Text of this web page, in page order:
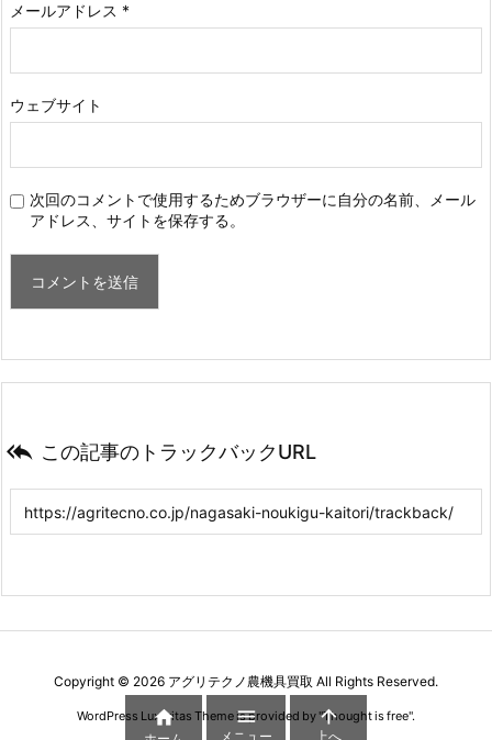
メールアドレス *
ウェブサイト
次回のコメントで使用するためブラウザーに自分の名前、メール
アドレス、サイトを保存する。
 この記事のトラックバックURL
Copyright © 2026 アグリテクノ農機具買取 All Rights Reserved.
WordPress Luxeritas Theme is provided by "Thought is free".
 
メニュー

上へ